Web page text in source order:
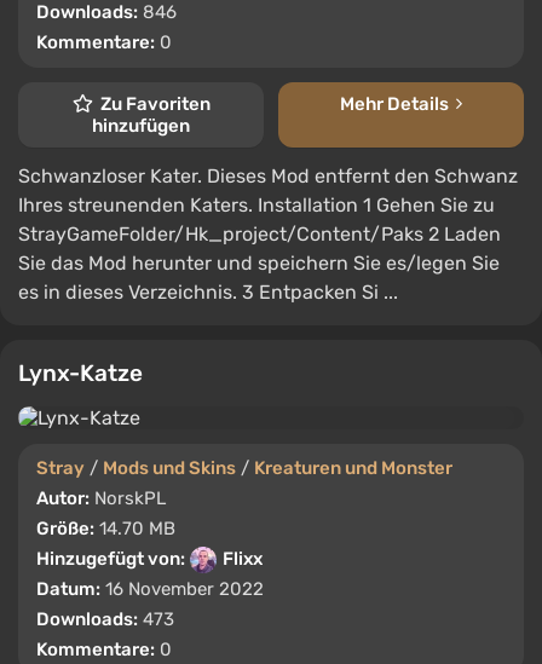
Downloads: 846
Kommentare: 0
Zu Favoriten
hinzufügen
Mehr Details
Schwanzloser Kater. Dieses Mod entfernt den Schwanz
Ihres streunenden Katers. Installation 1 Gehen Sie zu
StrayGameFolder/Hk_project/Content/Paks 2 Laden
Sie das Mod herunter und speichern Sie es/legen Sie
es in dieses Verzeichnis. 3 Entpacken Si ...
Lynx-Katze
Stray / Mods und Skins / Kreaturen und Monster
Autor: NorskPL
Größe: 14.70 MB
Hinzugefügt von:
Flixx
Datum: 16 November 2022
Downloads: 473
Kommentare: 0